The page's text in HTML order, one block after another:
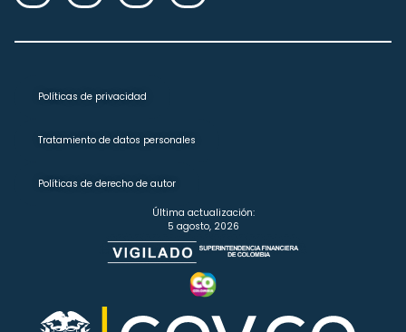
Políticas de privacidad
Tratamiento de datos personales
Políticas de derecho de autor
Última actualización:
5 agosto, 2026